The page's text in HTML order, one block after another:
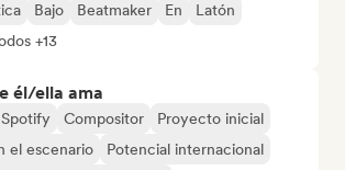
Bajo Beatmaker En
Latón
+13
él/ella ama
Compositor
Proyecto inicial
el escenario
Potencial internacional